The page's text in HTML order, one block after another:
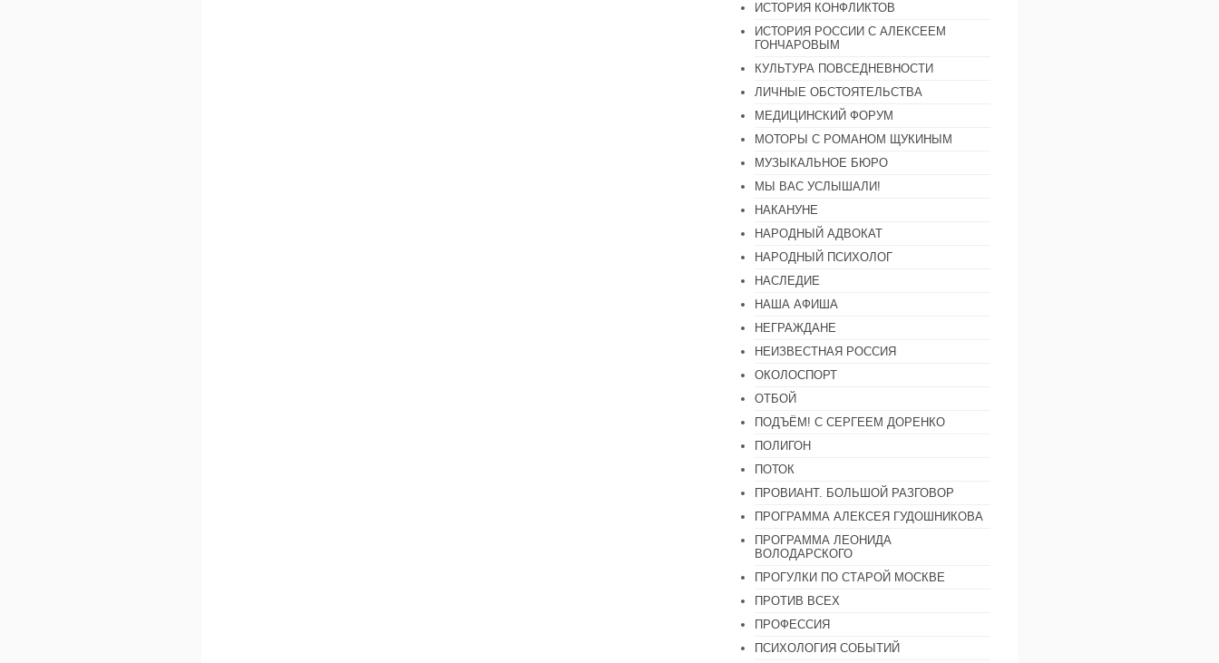
ИСТОРИЯ КОНФЛИКТОВ
ИСТОРИЯ РОССИИ С АЛЕКСЕЕМ
ГОНЧАРОВЫМ
КУЛЬТУРА ПОВСЕДНЕВНОСТИ
ЛИЧНЫЕ ОБСТОЯТЕЛЬСТВА
МЕДИЦИНСКИЙ ФОРУМ
МОТОРЫ С РОМАНОМ ЩУКИНЫМ
МУЗЫКАЛЬНОЕ БЮРО
МЫ ВАС УСЛЫШАЛИ!
НАКАНУНЕ
НАРОДНЫЙ АДВОКАТ
НАРОДНЫЙ ПСИХОЛОГ
НАСЛЕДИЕ
НАША АФИША
НЕГРАЖДАНЕ
НЕИЗВЕСТНАЯ РОССИЯ
ОКОЛОСПОРТ
ОТБОЙ
ПОДЪЁМ! С СЕРГЕЕМ ДОРЕНКО
ПОЛИГОН
ПОТОК
ПРОВИАНТ. БОЛЬШОЙ РАЗГОВОР
ПРОГРАММА АЛЕКСЕЯ ГУДОШНИКОВА
ПРОГРАММА ЛЕОНИДА
ВОЛОДАРСКОГО
ПРОГУЛКИ ПО СТАРОЙ МОСКВЕ
ПРОТИВ ВСЕХ
ПРОФЕССИЯ
ПСИХОЛОГИЯ СОБЫТИЙ